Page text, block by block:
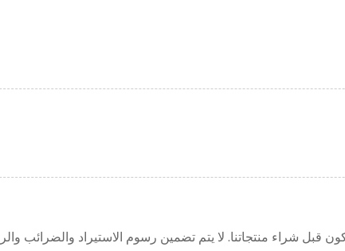
قبل شراء منتجاتنا. لا يتم تضمين رسوم الاستيراد والضرائب